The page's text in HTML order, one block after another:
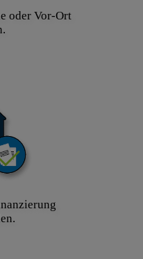
oder Vor-Ort